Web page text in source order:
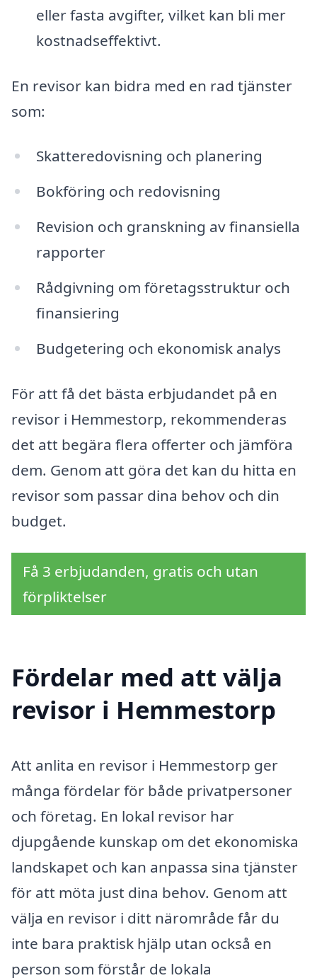
eller fasta avgifter, vilket kan bli mer
kostnadseffektivt.
En revisor kan bidra med en rad tjänster
som:
Skatteredovisning och planering
Bokföring och redovisning
Revision och granskning av finansiella
rapporter
Rådgivning om företagsstruktur och
finansiering
Budgetering och ekonomisk analys
För att få det bästa erbjudandet på en
revisor i Hemmestorp, rekommenderas
det att begära flera offerter och jämföra
dem. Genom att göra det kan du hitta en
revisor som passar dina behov och din
budget.
Få 3 erbjudanden, gratis och utan
förpliktelser
Fördelar med att välja
revisor i Hemmestorp
Att anlita en revisor i Hemmestorp ger
många fördelar för både privatpersoner
och företag. En lokal revisor har
djupgående kunskap om det ekonomiska
landskapet och kan anpassa sina tjänster
för att möta just dina behov. Genom att
välja en revisor i ditt närområde får du
inte bara praktisk hjälp utan också en
person som förstår de lokala